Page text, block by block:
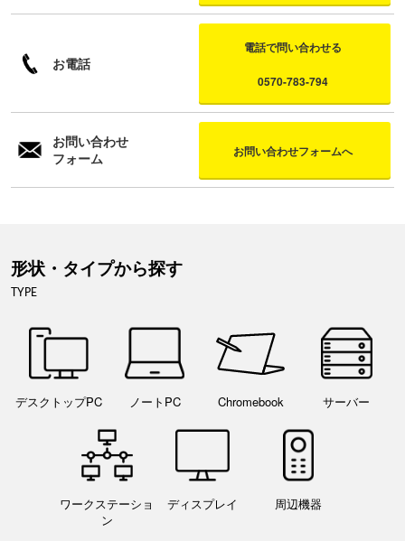
お電話
電話で問い合わせる
0570-783-794
お問い合わせ
フォーム
お問い合わせフォームへ
形状・タイプから探す
TYPE
デスクトップPC ノートPC Chromebook サーバー
ワークステーショ
ン
ディスプレイ 周辺機器